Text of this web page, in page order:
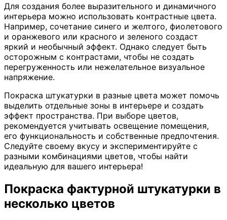
Для создания более выразительного и динамичного
интерьера можно использовать контрастные цвета.
Например, сочетание синего и желтого, фиолетового
и оранжевого или красного и зеленого создаст
яркий и необычный эффект. Однако следует быть
осторожным с контрастами, чтобы не создать
перегруженность или нежелательное визуальное
напряжение.
Покраска штукатурки в разные цвета может помочь
выделить отдельные зоны в интерьере и создать
эффект пространства. При выборе цветов,
рекомендуется учитывать освещение помещения,
его функциональность и собственные предпочтения.
Следуйте своему вкусу и экспериментируйте с
разными комбинациями цветов, чтобы найти
идеальную для вашего интерьера!
Покраска фактурной штукатурки в
несколько цветов